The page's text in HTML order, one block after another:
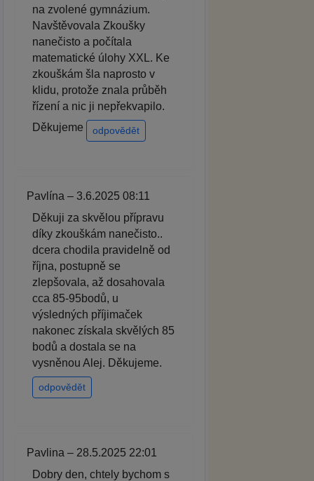
na zvolené gymnázium.
Navštěvovala Zkoušky
nanečisto a počítala
matematické úlohy XXL. Ke
zkouškám šla naprosto v
klidu, protože znala průběh
řízení a nic ji nepřekvapilo.
Děkujeme
odpovědět
Pavlína – 3.6.2025 08:11
Děkuji za skvělou přípravu
díky zkouškám nanečisto..
dcera chodila pravidelně od
října, postupně se
zlepšovala, až dosahovala
cca 85-95bodů, u
výsledných příjimaček
nakonec získala skvělých 85
bodů a dostala se na
vysněnou Alej. Děkujeme.
odpovědět
Pavlina – 28.5.2025 22:01
Dobry den, chtely bychom s